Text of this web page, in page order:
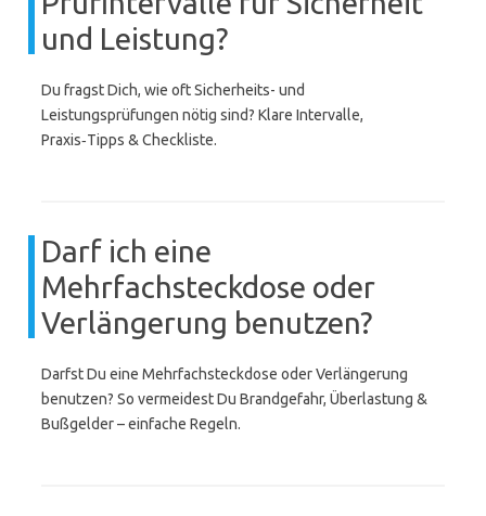
und Leistung?
Du fragst Dich, wie oft Sicherheits- und
Leistungsprüfungen nötig sind? Klare Intervalle,
Praxis‑Tipps & Checkliste.
Darf ich eine
Mehrfachsteckdose oder
Verlängerung benutzen?
Darfst Du eine Mehrfachsteckdose oder Verlängerung
benutzen? So vermeidest Du Brandgefahr, Überlastung &
Bußgelder – einfache Regeln.